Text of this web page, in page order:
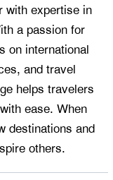
with expertise in
a passion for
on international
and travel
helps travelers
ease. When
destinations and
others.